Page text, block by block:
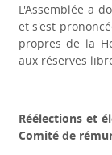
L'Assemblée a
et s'est
propres de la
aux réserves
Réélections et
Comité de